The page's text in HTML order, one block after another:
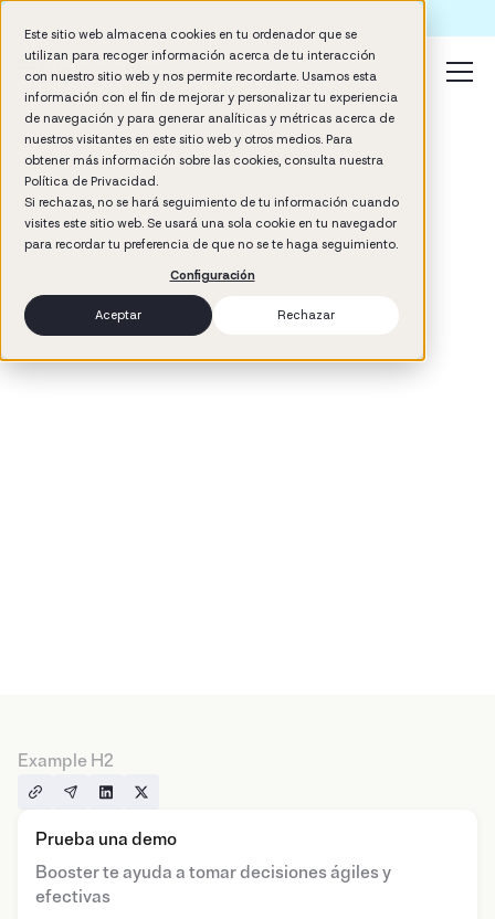
Este sitio web almacena cookies en tu ordenador que se
utilizan para recoger información acerca de tu interacción
con nuestro sitio web y nos permite recordarte. Usamos esta
información con el fin de mejorar y personalizar tu experiencia
de navegación y para generar analíticas y métricas acerca de
nuestros visitantes en este sitio web y otros medios. Para
obtener más información sobre las cookies, consulta nuestra
Política de Privacidad.
Si rechazas, no se hará seguimiento de tu información cuando
visites este sitio web. Se usará una sola cookie en tu navegador
para recordar tu preferencia de que no se te haga seguimiento.
Configuración
Aceptar Rechazar
min read
Example H2
Prueba una demo
Booster te ayuda a tomar decisiones ágiles y
efectivas